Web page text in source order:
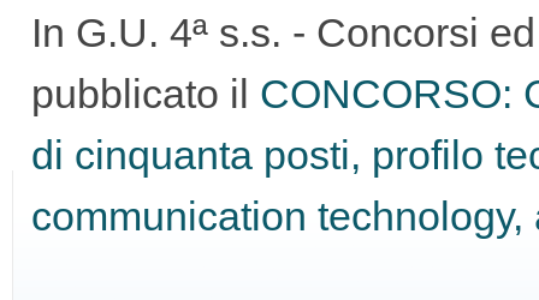
UFFICIALE
GUIDA
In G.U. 4ª s.s. - Concorsi
pubblicato il CONCORSO:
di cinquanta posti, profilo
communication